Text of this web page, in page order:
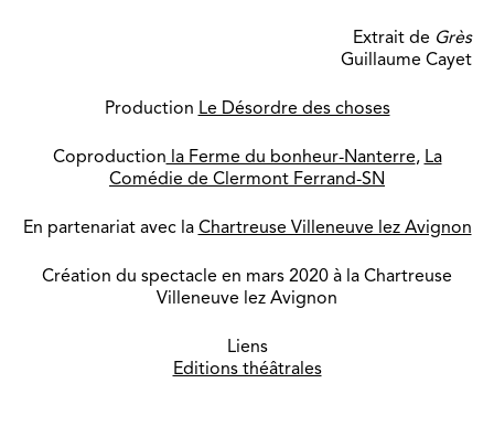
Extrait de Grès
Guillaume Cayet
Production Le Désordre des choses
Coproduction la Ferme du bonheur-Nanterre, La
Comédie de Clermont Ferrand-SN
En partenariat avec la Chartreuse Villeneuve lez Avignon
Création du spectacle en mars 2020 à la Chartreuse
Villeneuve lez Avignon
Liens
Editions théâtrales